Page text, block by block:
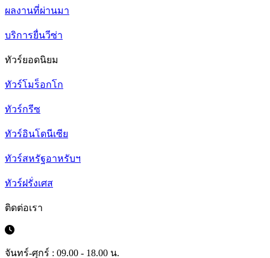
ผลงานที่ผ่านมา
บริการยื่นวีซ่า
ทัวร์ยอดนิยม
ทัวร์โมร็อกโก
ทัวร์กรีซ
ทัวร์อินโดนีเซีย
ทัวร์สหรัฐอาหรับฯ
ทัวร์ฝรั่งเศส
ติดต่อเรา
จันทร์-ศุกร์ : 09.00 - 18.00 น.